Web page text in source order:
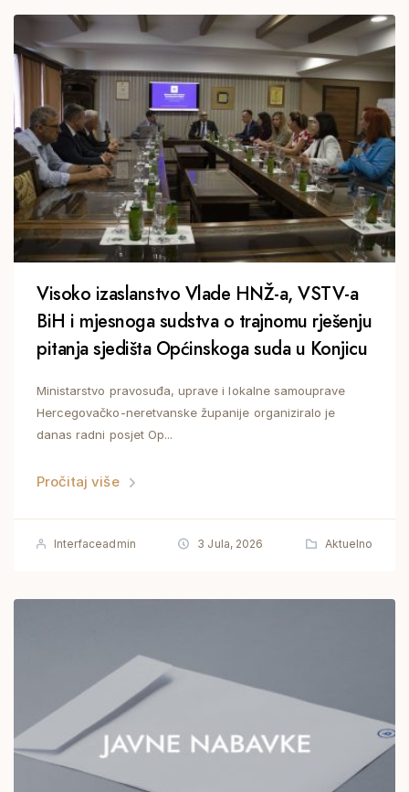
Visoko izaslanstvo Vlade HNŽ-a, VSTV-a
BiH i mjesnoga sudstva o trajnomu rješenju
pitanja sjedišta Općinskoga suda u Konjicu
Ministarstvo pravosuđa, uprave i lokalne samouprave
Hercegovačko-neretvanske županije organiziralo je
danas radni posjet Op...
Pročitaj više
Interfaceadmin 3 Jula, 2026 Aktuelno